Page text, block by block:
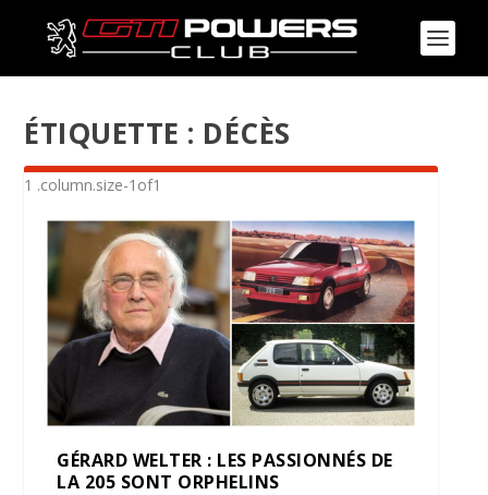
ÉTIQUETTE : DÉCÈS
GÉRARD WELTER : LES PASSIONNÉS DE
LA 205 SONT ORPHELINS